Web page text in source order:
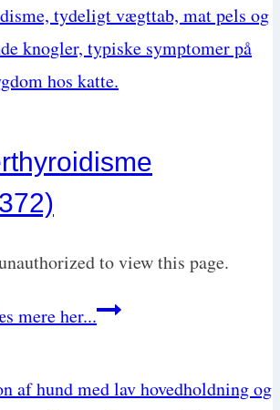
to view this page.
mere her...Hyperthyroidisme